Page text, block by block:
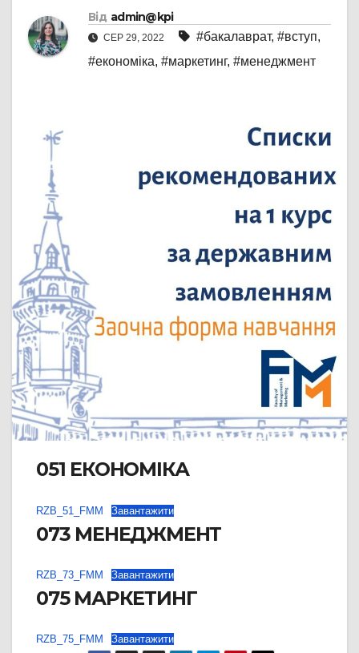
Від admin@kpi
СЕР 29, 2022 #бакалаврат, #вступ,
#економіка, #маркетинг, #менеджмент
051 ЕКОНОМІКА
RZB_51_FMM Завантажити
073 МЕНЕДЖМЕНТ
RZB_73_FMM Завантажити
075 МАРКЕТИНГ
RZB_75_FMM Завантажити